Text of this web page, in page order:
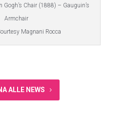
Gogh’s Chair (1888) – Gauguin’s
Armchair
Magnani Rocca
ALLE NEWS